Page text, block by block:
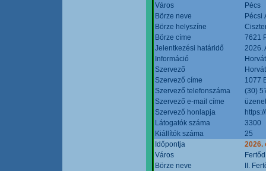
Város
Pécs
Börze neve
Pécsi
Börze helyszíne
Börze címe
7621
Jelentkezési határidő
2026.
Információ
Szervező
Szervező címe
1077
Szervező telefonszáma
(30)
Szervező e-mail címe
Szervező honlapja
Látogatók száma
3300
Kiállítók száma
25
Időpontja
2026.
Város
Fertőd
Börze neve
II.